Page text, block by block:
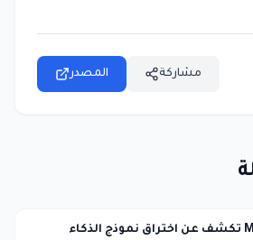
المصدر مشاركة
Meta تكشف عن اختراق نموذج الذكاء